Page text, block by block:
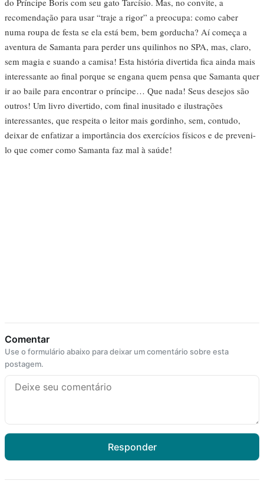
do Príncipe Boris com seu gato Tarcísio. Mas, no convite, a
recomendação para usar “traje a rigor” a preocupa: como caber
numa roupa de festa se ela está bem, bem gorducha? Aí começa a
aventura de Samanta para perder uns quilinhos no SPA, mas, claro,
sem magia e suando a camisa! Esta história divertida fica ainda mais
interessante ao final porque se engana quem pensa que Samanta quer
ir ao baile para encontrar o príncipe… Que nada! Seus desejos são
outros! Um livro divertido, com final inusitado e ilustrações
interessantes, que respeita o leitor mais gordinho, sem, contudo,
deixar de enfatizar a importância dos exercícios físicos e de preveni-
lo que comer como Samanta faz mal à saúde!
Comentar
Use o formulário abaixo para deixar um comentário sobre esta
postagem.
Responder